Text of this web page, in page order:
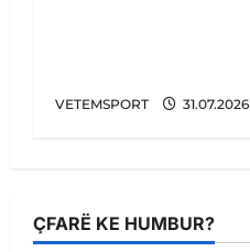
VETEMSPORT 31.07.2026
ÇFARË KE HUMBUR?